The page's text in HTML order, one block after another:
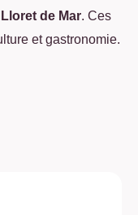
Lloret de Mar. Ces
et gastronomie.